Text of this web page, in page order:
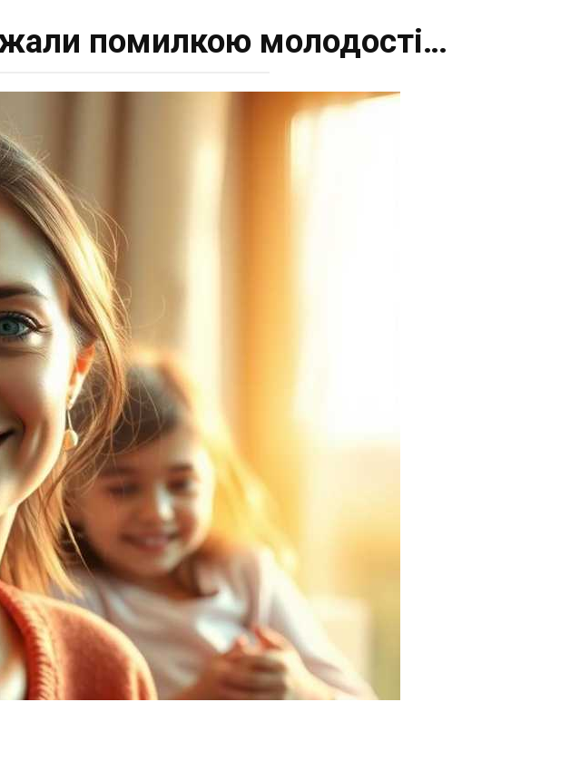
помилкою молодості…